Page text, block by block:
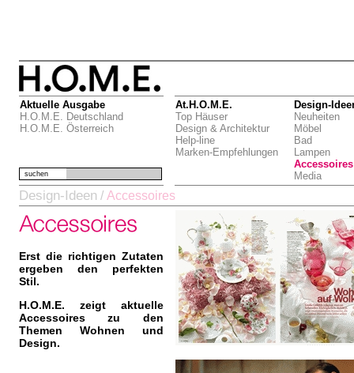
Aktuelle Ausgabe
H.O.M.E. Deutschland
H.O.M.E. Österreich
At.H.O.M.E.
Top Häuser
Design & Architektur
Help-line
Marken-Empfehlungen
Design-
Neuheiten
Möbel
Bad
Lampen
Accessoires
Media
suchen
Design-Ideen / Accessoires
Erst die richtigen Zutaten
ergeben den perfekten
Stil.
H.O.M.E. zeigt aktuelle
Accessoires zu den
Themen Wohnen und
Design.